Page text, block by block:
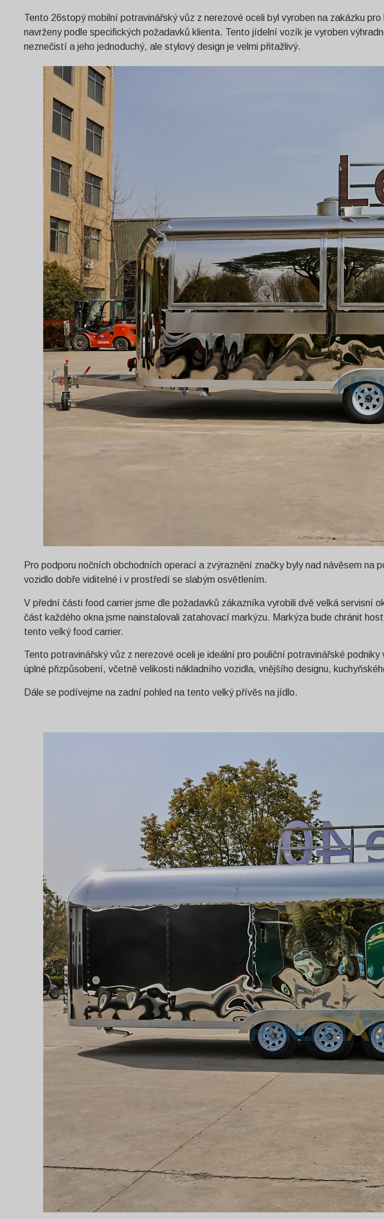
Tento 26stopý mobilní potravinářský vůz z nerezové oceli byl vyroben na zakázku
navrženy podle specifických požadavků klienta. Tento jídelní vozík je vyroben
neznečistí a jeho jednoduchý, ale stylový design je velmi přitažlivý.
Pro podporu nočních obchodních operací a zvýraznění značky byly nad návěsem
vozidlo dobře viditelné i v prostředí se slabým osvětlením.
V přední části food carrier jsme dle požadavků zákazníka vyrobili dvě velká servisní
část každého okna jsme nainstalovali zatahovací markýzu. Markýza bude chránit
tento velký food carrier.
Tento potravinářský vůz z nerezové oceli je ideální pro pouliční potravinářské
úplné přizpůsobení, včetně velikosti nákladního vozidla, vnějšího designu,
Dále se podívejme na zadní pohled na tento velký přívěs na jídlo.